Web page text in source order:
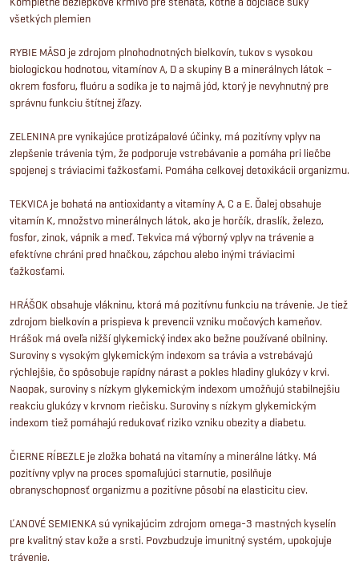
všetkých plemien
RYBIE MÄSO je zdrojom plnohodnotných bielkovín, tukov s vysokou
biologickou hodnotou, vitamínov A, D a skupiny B a minerálnych látok –
okrem fosforu, fluóru a sodíka je to najmä jód, ktorý je nevyhnutný pre
správnu funkciu štítnej žľazy.
ZELENINA pre vynikajúce protizápalové účinky, má pozitívny vplyv na
zlepšenie trávenia tým, že podporuje vstrebávanie a pomáha pri liečbe
spojenej s tráviacimi ťažkosťami. Pomáha celkovej detoxikácii organizmu.
TEKVICA je bohatá na antioxidanty a vitamíny A, C a E. Ďalej obsahuje
vitamín K, množstvo minerálnych látok, ako je horčík, draslík, železo,
fosfor, zinok, vápnik a meď. Tekvica má výborný vplyv na trávenie a
efektívne chráni pred hnačkou, zápchou alebo inými tráviacimi
ťažkosťami.
HRÁŠOK obsahuje vlákninu, ktorá má pozitívnu funkciu na trávenie. Je tiež
zdrojom bielkovín a prispieva k prevencii vzniku močových kameňov.
Hrášok má oveľa nižší glykemický index ako bežne používané obilniny.
Suroviny s vysokým glykemickým indexom sa trávia a vstrebávajú
rýchlejšie, čo spôsobuje rapídny nárast a pokles hladiny glukózy v krvi.
Naopak, suroviny s nízkym glykemickým indexom umožňujú stabilnejšiu
reakciu glukózy v krvnom riečisku. Suroviny s nízkym glykemickým
indexom tiež pomáhajú redukovať riziko vzniku obezity a diabetu.
ČIERNE RÍBEZLE je zložka bohatá na vitamíny a minerálne látky. Má
pozitívny vplyv na proces spomaľujúci starnutie, posilňuje
obranyschopnosť organizmu a pozitívne pôsobí na elasticitu ciev.
ĽANOVÉ SEMIENKA sú vynikajúcim zdrojom omega-3 mastných kyselín
pre kvalitný stav kože a srsti. Povzbudzuje imunitný systém, upokojuje
trávenie.